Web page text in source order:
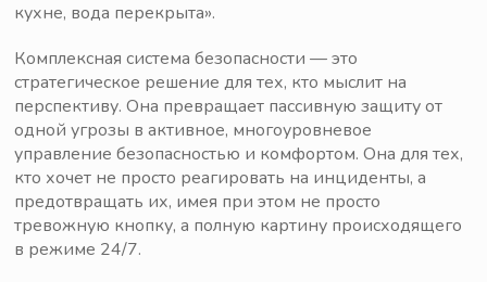
кухне, вода перекрыта».
Комплексная система безопасности — это
стратегическое решение для тех, кто мыслит на
перспективу. Она превращает пассивную защиту от
одной угрозы в активное, многоуровневое
управление безопасностью и комфортом. Она для тех,
кто хочет не просто реагировать на инциденты, а
предотвращать их, имея при этом не просто
тревожную кнопку, а полную картину происходящего
в режиме 24/7.